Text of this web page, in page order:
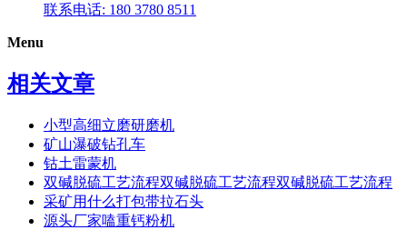
联系电话: 180 3780 8511
Menu
相关文章
小型高细立磨研磨机
矿山瀑破钻孔车
钴土雷蒙机
双碱脱硫工艺流程双碱脱硫工艺流程双碱脱硫工艺流程
采矿用什么打包带拉石头
源头厂家嗑重钙粉机